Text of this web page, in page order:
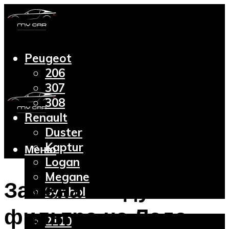
Peugeot
206
307
308
Renault
Duster
Kaptur
Logan
Megane
Symbol
2110
Меню
Замена воздушного
фильтра на Лада